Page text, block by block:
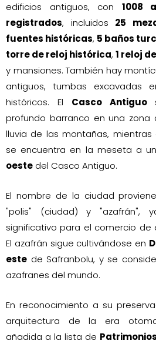
edificios antiguos, con 1008
registrados, incluidos 25
fuentes históricas, 5 baños
torre de reloj histórica, 1 reloj
y mansiones. También hay
antiguos, tumbas excavadas
históricos. El Casco Antiguo
profundo barranco en una
lluvia de las montañas, mientras
se encuentra en la meseta a
oeste del Casco Antiguo.
El nombre de la ciudad
"polis" (ciudad) y "azafrán",
significativo para el comercio de
El azafrán sigue cultivándose en
este de Safranbolu, y se
azafranes del mundo.
En reconocimiento a su
arquitectura de la era
añadida a la lista de